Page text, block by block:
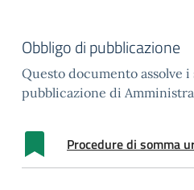
Obbligo di pubblicazione
Questo documento assolve
pubblicazione di
Procedure di somma